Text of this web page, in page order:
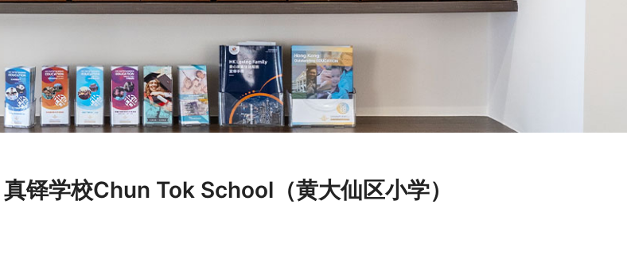
真铎学校Chun Tok School（黄大仙区小学）